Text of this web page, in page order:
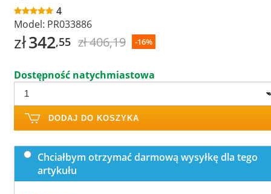
4
Model: PR033886
zł342,55 zł 406,19 -16%
Dostępność natychmiastowa
DODAJ DO KOSZYKA
Chciałbym otrzymać darmową wysyłkę dla tego
artykułu